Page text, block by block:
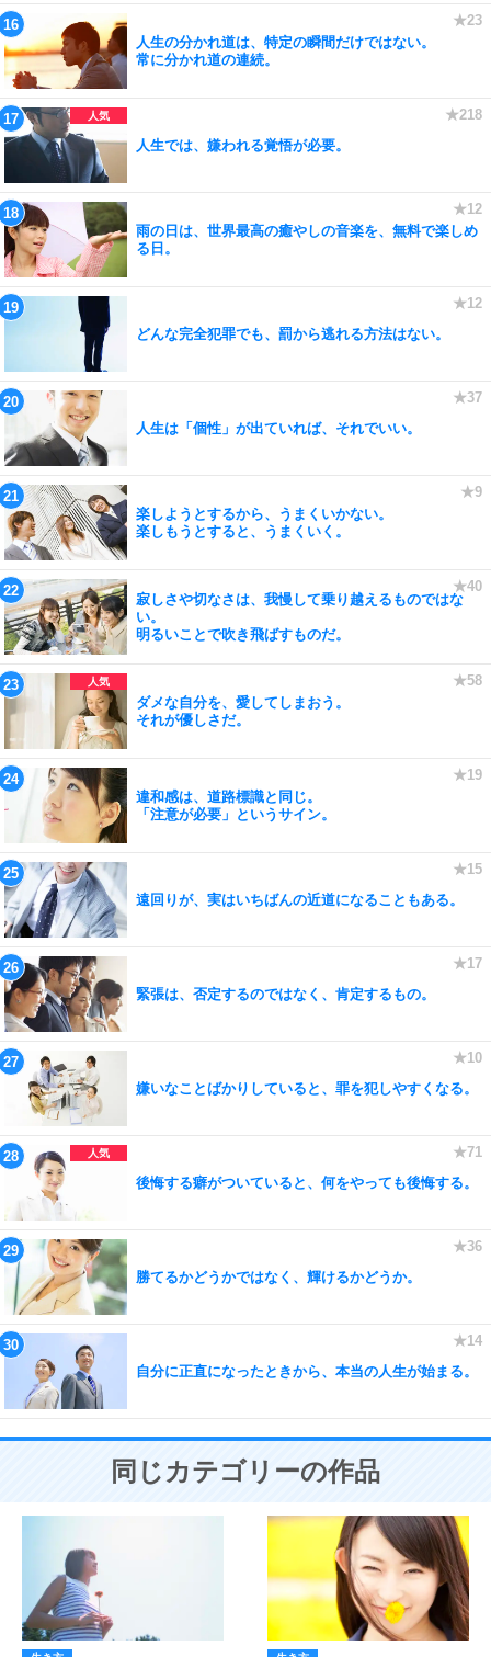
人生の分かれ道は、特定の瞬間だけではない。
常に分かれ道の連続。
人生では、嫌われる覚悟が必要。
雨の日は、世界最高の癒やしの音楽を、無料で楽しめ
る日。
どんな完全犯罪でも、罰から逃れる方法はない。
人生は「個性」が出ていれば、それでいい。
楽しようとするから、うまくいかない。
楽しもうとすると、うまくいく。
寂しさや切なさは、我慢して乗り越えるものではな
い。
明るいことで吹き飛ばすものだ。
ダメな自分を、愛してしまおう。
それが優しさだ。
違和感は、道路標識と同じ。
「注意が必要」というサイン。
遠回りが、実はいちばんの近道になることもある。
緊張は、否定するのではなく、肯定するもの。
嫌いなことばかりしていると、罪を犯しやすくなる。
後悔する癖がついていると、何をやっても後悔する。
勝てるかどうかではなく、輝けるかどうか。
自分に正直になったときから、本当の人生が始まる。
同じカテゴリーの作品